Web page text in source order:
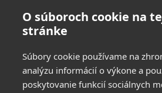
O súboroch cookie na
stránke
Súbory cookie používame na
analýzu informácií o výkone a
poskytovanie funkcií sociálnych
ODBER NEWSLETTRA
Zadajte svoju e-mailovú adresu a budete
Elektrických produktov.